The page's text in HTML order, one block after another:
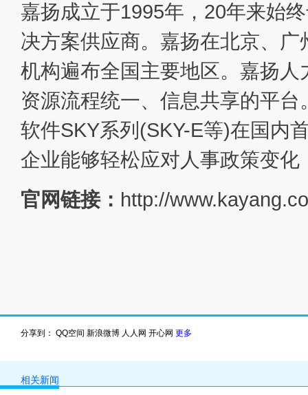
嘉扬成立于1995年，20年来始
决方案供应商。嘉扬在北京、
机构遍布全国主要地区。嘉扬
资源流程统一、信息共享的平
软件SKY系列(SKY-E等)在国内
企业能够轻松应对人事政策变
官网链接： http://
分享到： QQ空间 新浪微博 人人网 开心网 更多